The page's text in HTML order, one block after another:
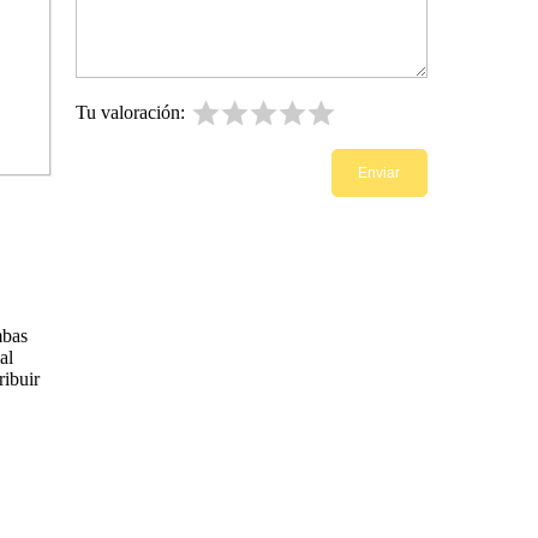
Tu valoración: